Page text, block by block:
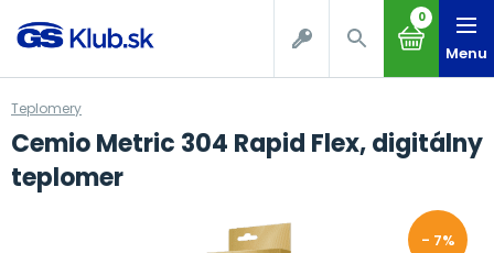
0
Menu
Teplomery
Cemio Metric 304 Rapid Flex, digitálny
teplomer
- 7%